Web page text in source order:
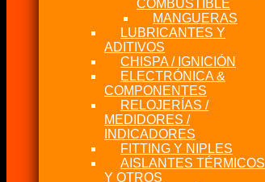
COMBUSTIBLE
MANGUERAS
LUBRICANTES Y
ADITIVOS
CHISPA / IGNICIÓN
ELECTRÓNICA &
COMPONENTES
RELOJERÍAS /
MEDIDORES /
INDICADORES
FITTING Y NIPLES
AISLANTES TÉRMICOS
Y OTROS